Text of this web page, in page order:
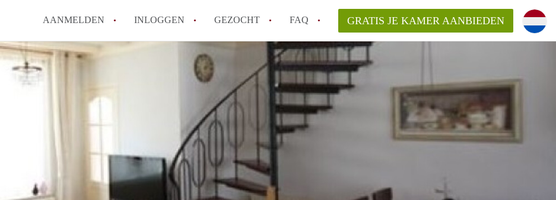
AANMELDEN INLOGGEN GEZOCHT FAQ
How to translate KamerDenHaag!
Wat is KamerDenHaag?
Hoeveel kost het om te reageren op een Kamer in Den Haag?
Wat is de privacyverklaring van KamerDenHaag?
Berekent KamerDenHaag makelaarsvergoeding/bemiddelingsvergoeding?
Alle veelgestelde vragen
GRATIS JE KAMER AANBIEDEN